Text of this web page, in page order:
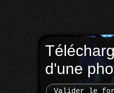
d'une